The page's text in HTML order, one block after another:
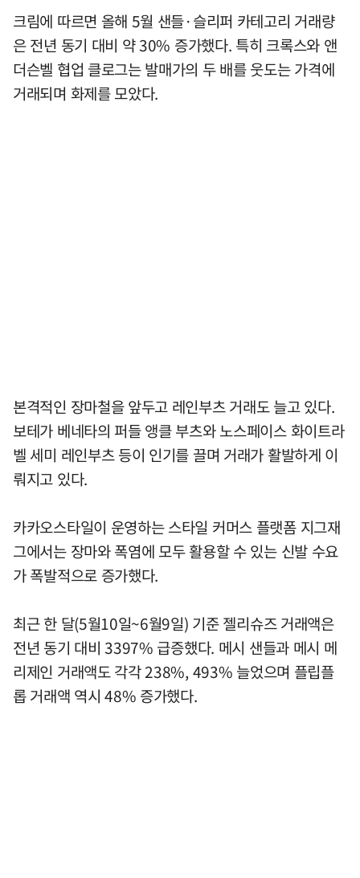
크림에 따르면 올해 5월 샌들·슬리퍼 카테고리 거래량
은 전년 동기 대비 약 30% 증가했다. 특히 크록스와 앤
더슨벨 협업 클로그는 발매가의 두 배를 웃도는 가격에
거래되며 화제를 모았다.
본격적인 장마철을 앞두고 레인부츠 거래도 늘고 있다.
보테가 베네타의 퍼들 앵클 부츠와 노스페이스 화이트라
벨 세미 레인부츠 등이 인기를 끌며 거래가 활발하게 이
뤄지고 있다.
카카오스타일이 운영하는 스타일 커머스 플랫폼 지그재
그에서는 장마와 폭염에 모두 활용할 수 있는 신발 수요
가 폭발적으로 증가했다.
최근 한 달(5월10일~6월9일) 기준 젤리슈즈 거래액은
전년 동기 대비 3397% 급증했다. 메시 샌들과 메시 메
리제인 거래액도 각각 238%, 493% 늘었으며 플립플
롭 거래액 역시 48% 증가했다.